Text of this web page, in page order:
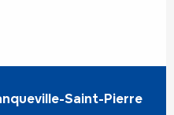
Saint-Pierre